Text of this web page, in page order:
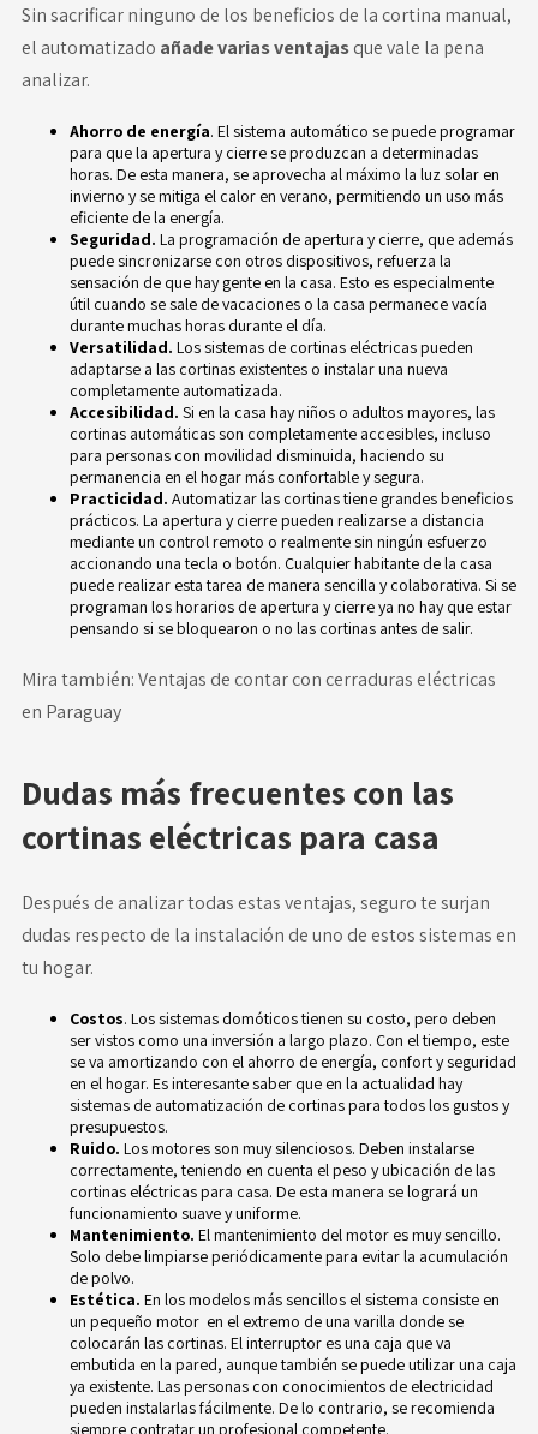
Sin sacrificar ninguno de los beneficios de la cortina manual,
el automatizado añade varias ventajasque vale la pena
analizar.
Ahorro de energía. El sistema automático se puede programar
para que la apertura y cierre se produzcan a determinadas
horas. De esta manera, se aprovecha al máximo la luz solar en
invierno y se mitiga el calor en verano, permitiendo un uso más
eficiente de la energía.
Seguridad. La programación de apertura y cierre, que además
puede sincronizarse con otros dispositivos, refuerza la
sensación de que hay gente en la casa. Esto es especialmente
útil cuando se sale de vacaciones o la casa permanece vacía
durante muchas horas durante el día.
Versatilidad. Los sistemas de cortinas eléctricas pueden
adaptarse a las cortinas existentes o instalar una nueva
completamente automatizada.
Accesibilidad. Si en la casa hay niños o adultos mayores, las
cortinas automáticas son completamente accesibles, incluso
para personas con movilidad disminuida, haciendo su
permanencia en el hogar más confortable y segura.
Practicidad. Automatizar las cortinas tiene grandes beneficios
prácticos. La apertura y cierre pueden realizarse a distancia
mediante un control remoto o realmente sin ningún esfuerzo
accionando una tecla o botón. Cualquier habitante de la casa
puede realizar esta tarea de manera sencilla y colaborativa. Si se
programan los horarios de apertura y cierre ya no hay que estar
pensando si se bloquearon o no las cortinas antes de salir.
Mira también:Ventajas de contar con cerraduras eléctricas
en Paraguay
Dudas más frecuentes con las
cortinas eléctricas para casa
Después de analizar todas estas ventajas, seguro te surjan
dudas respecto de la instalación de uno de estos sistemas en
tu hogar.
Costos. Lossistemas domóticostienen su costo, pero deben
ser vistos como una inversión a largo plazo. Con el tiempo, este
se va amortizando con el ahorro de energía, confort y seguridad
en el hogar. Es interesante saber que en la actualidad hay
sistemas de automatización de cortinas para todos los gustos y
presupuestos.
Ruido. Los motores son muy silenciosos. Deben instalarse
correctamente, teniendo en cuenta el peso y ubicación de las
cortinas eléctricas para casa. De esta manera se logrará un
funcionamiento suave y uniforme.
Mantenimiento. El mantenimiento del motor es muy sencillo.
Solo debe limpiarse periódicamente para evitar la acumulación
de polvo.
Estética. En los modelos más sencillos el sistema consiste en
un pequeño motor en el extremo de una varilla donde se
colocarán las cortinas. El interruptor es una caja que va
embutida en la pared, aunque también se puede utilizar una caja
ya existente. Las personas con conocimientos de electricidad
pueden instalarlas fácilmente. De lo contrario, se recomienda
siempre contratar un profesional competente.